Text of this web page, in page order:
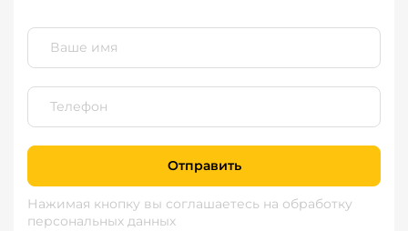
Отправить
Нажимая кнопку вы соглашаетесь на обработку
персональных данных